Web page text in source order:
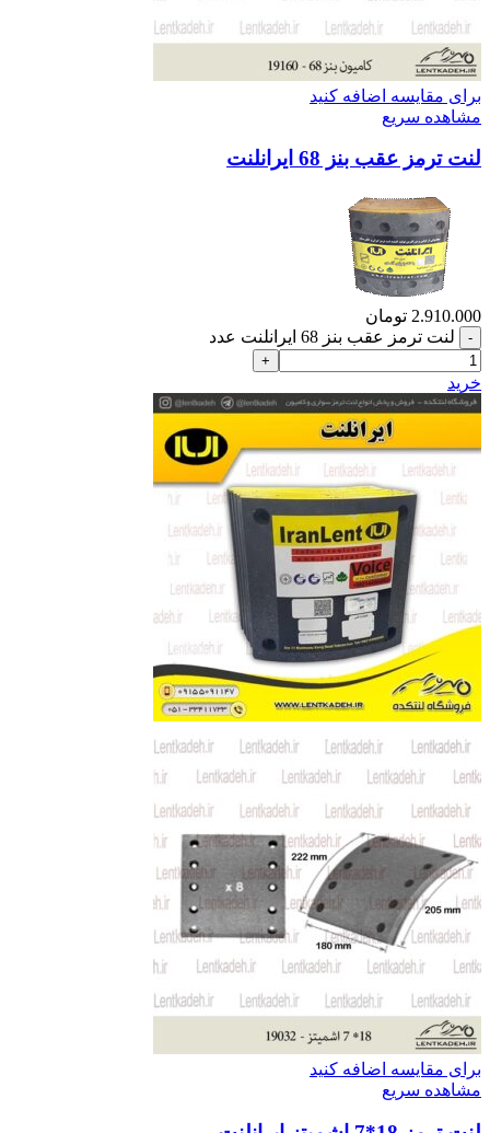
برای مقایسه اضافه کنید
مشاهده سریع
لنت ترمز عقب بنز 68 ایرانلنت
2.910.000 تومان
لنت ترمز عقب بنز 68 ایرانلنت عدد
خرید
برای مقایسه اضافه کنید
مشاهده سریع